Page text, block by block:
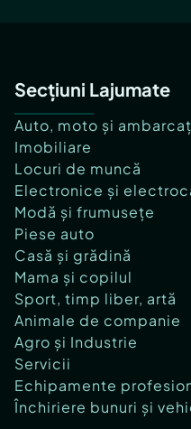
Secțiuni Lajumate
Auto, moto și
Imobiliare
Locuri de muncă
Electronice și
Modă și frumusețe
Piese auto
Casă și grădină
Mama și copilul
Sport, timp liber, artă
Animale de companie
Agro și Industrie
Servicii
Echipamente
Închiriere bunuri și